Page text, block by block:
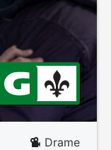
Drame